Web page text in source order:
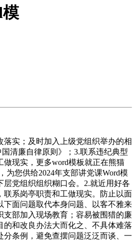
实；及时加入上级党组织举办的相
清廉自律原则》；3.联系违纪典型
做现实，更多word模板就正在熊猫
为您供给2024年支部讲党课Word模
层党组织组织糊口会。2.就近用好各
联系岗亭职责和工做现实。防止以面
下面问题取代本身问题、以客不雅来
支部加入现场教育；容易被围猎的廉
的和改良办法大而化之、不具体难落
分条例，避免查摆问题泛泛而谈、一